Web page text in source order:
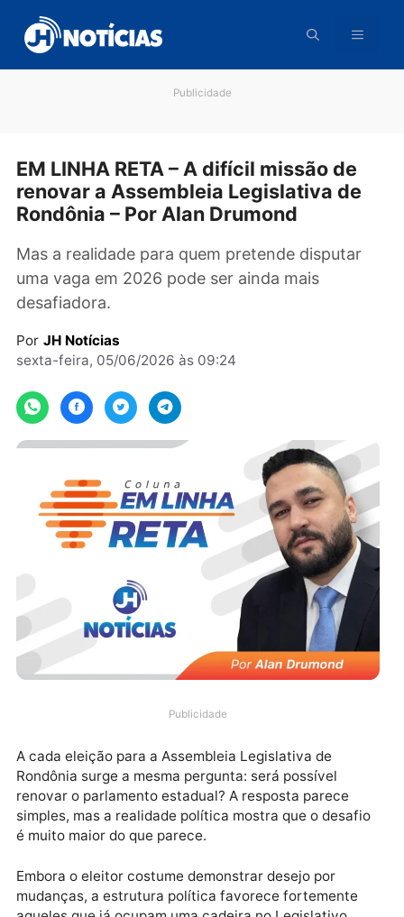
para
conteúdo
EM LINHA RETA – A difícil missão de
renovar a Assembleia Legislativa de
Mas a realidade para quem pretende disputar
uma vaga em 2026 pode ser ainda mais
desafiadora.
sexta-feira, 05/06/2026 às 09:24
Publicidade
A cada eleição para a Assembleia Legislativa de
renovar o parlamento estadual? A resposta parece
simples, mas a realidade política mostra que o